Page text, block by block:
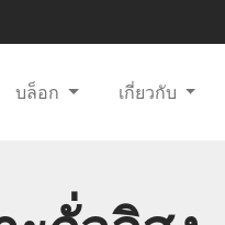
บล็อก เกี่ยวกับ